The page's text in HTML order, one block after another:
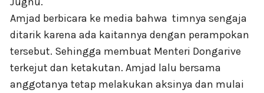
Amjad berbicara ke media bahwa timnya sengaja
ditarik karena ada kaitannya dengan perampokan
tersebut. Sehingga membuat Menteri Dongarive
terkejut dan ketakutan. Amjad lalu bersama
anggotanya tetap melakukan aksinya dan mulai